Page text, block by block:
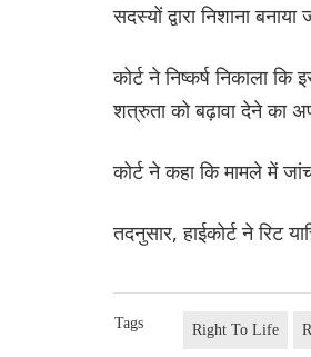
सदस्यों द्वारा निशाना बनाया
कोर्ट ने निष्कर्ष निकाला
शत्रुता को बढ़ावा देने का
कोर्ट ने कहा कि मामले में
तदनुसार, हाईकोर्ट ने रिट
Tags Right To Life